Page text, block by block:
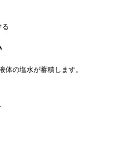
る
体の塩水が蓄積します。